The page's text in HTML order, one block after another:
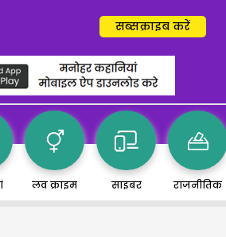
सब्सक्राइब करें
लव क्राइम साइबर राजनीतिक